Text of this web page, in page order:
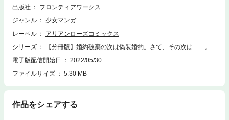
のラブファンタジー開幕！
出版社
フロンティアワークス
ジャンル
少女マンガ
レーベル
アリアンローズコミックス
シリーズ
【分冊版】婚約破棄の次は偽装婚約。さて、その次は……。
電子版配信開始日
2022/05/30
ファイルサイズ
5.30 MB
作品をシェアする